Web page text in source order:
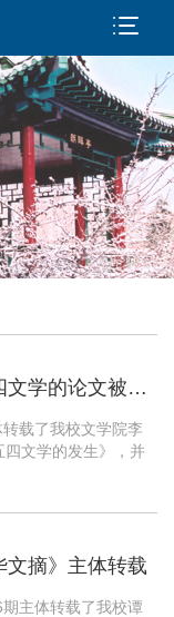
我校学者李宗刚关于五四文学的论文被《新华文摘》主体转载
载了我校文学院李
文学的发生》，并
文摘》主体转载
主体转载了我校谭